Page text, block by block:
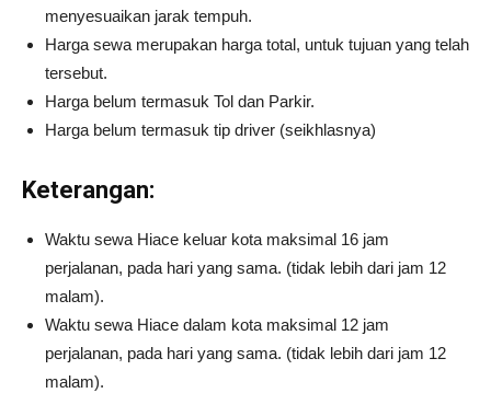
menyesuaikan jarak tempuh.
Harga sewa merupakan harga total, untuk tujuan yang telah
tersebut.
Harga belum termasuk Tol dan Parkir.
Harga belum termasuk tip driver (seikhlasnya)
Keterangan:
Waktu sewa Hiace keluar kota maksimal 16 jam
perjalanan, pada hari yang sama. (tidak lebih dari jam 12
malam).
Waktu sewa Hiace dalam kota maksimal 12 jam
perjalanan, pada hari yang sama. (tidak lebih dari jam 12
malam).